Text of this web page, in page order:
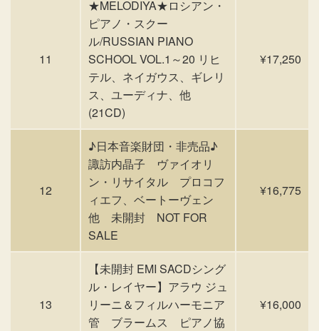
11
★MELODIYA★ロシアン・
ピアノ・スクー
ル/RUSSIAN PIANO
SCHOOL VOL.1～20 リヒ
テル、ネイガウス、ギレリ
ス、ユーディナ、他
(21CD)
¥17,250
12
♪日本音楽財団・非売品♪
諏訪内晶子 ヴァイオリ
ン・リサイタル プロコフ
ィエフ、ベートーヴェン
他 未開封 NOT FOR
SALE
¥16,775
13
【未開封 EMI SACDシング
ル・レイヤー】アラウ ジュ
リーニ＆フィルハーモニア
管 ブラームス ピアノ協
¥16,000